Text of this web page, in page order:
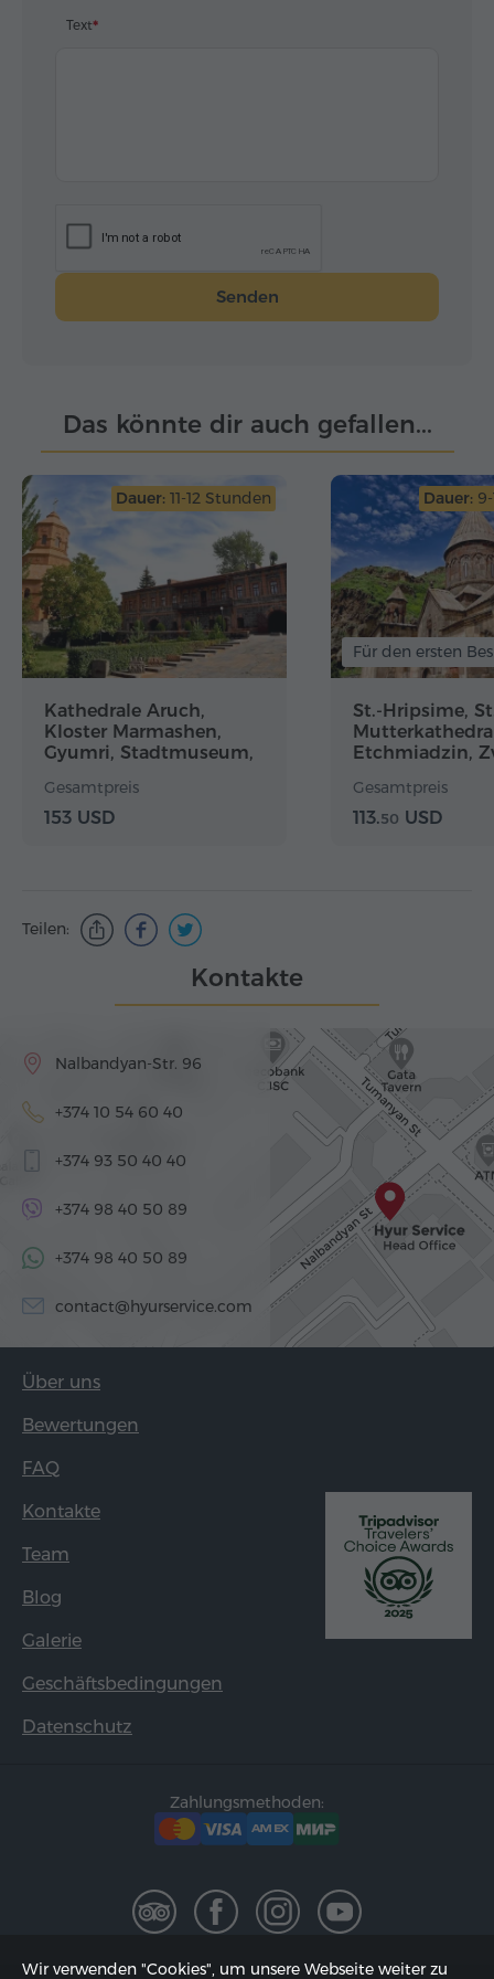
Text
Senden
Das könnte dir auch gefallen...
Dauer: 11-12 Stunden
Kathedrale Aruch,
Kloster Marmashen,
Gyumri, Stadtmuseum,
Gesamtpreis
153 USD
Dauer:
Für den ersten
St.-Hripsime,
Etchmiadzin,
Gesamtpreis
113.50 USD
Teilen:
Kontakte
Nalbandyan-Str. 96
+374 10 54 60 40
+374 93 50 40 40
+374 98 40 50 89
+374 98 40 50 89
contact@hyurservice.com
Über uns
Bewertungen
FAQ
Kontakte
Team
Blog
Galerie
Geschäftsbedingungen
Datenschutz
Zahlungsmethoden:
Wir verwenden "Cookies", um unsere Webseite weiter zu